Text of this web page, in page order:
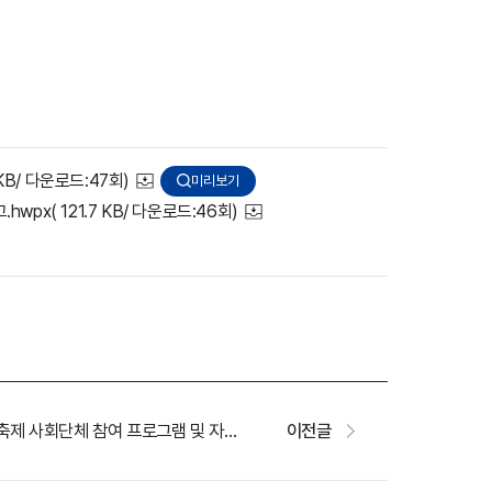
다운로드:47회) 미리보기
.hwpx( 121.7 KB/ 다운로드:46회)
제21회 순창장류축제 사회단체 참여 프로그램 및 자원봉사 공개모집 이전글